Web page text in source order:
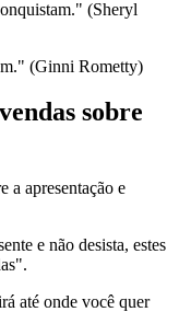
(Sheryl
(Ginni Rometty)
sobre
a apresentação e
e não desista, estes
até onde você quer